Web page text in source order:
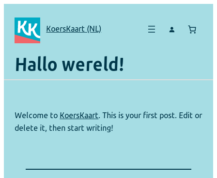
content
KoersKaart (NL)
Hallo wereld!
Welcome to KoersKaart. This is your first post. Edit or
delete it, then start writing!